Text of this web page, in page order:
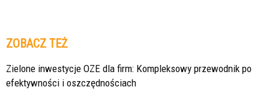
ZOBACZ TEŻ
Zielone inwestycje OZE dla firm: Kompleksowy przewodnik po
efektywności i oszczędnościach